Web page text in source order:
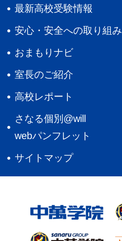
最新高校受験情報
安心・安全への取り組み
おまもりナビ
室長のご紹介
高校レポート
さなる個別@will
webパンフレット
サイトマップ